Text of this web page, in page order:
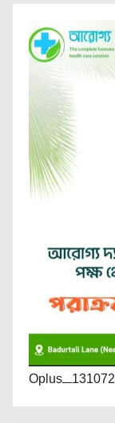
Oplus_131072